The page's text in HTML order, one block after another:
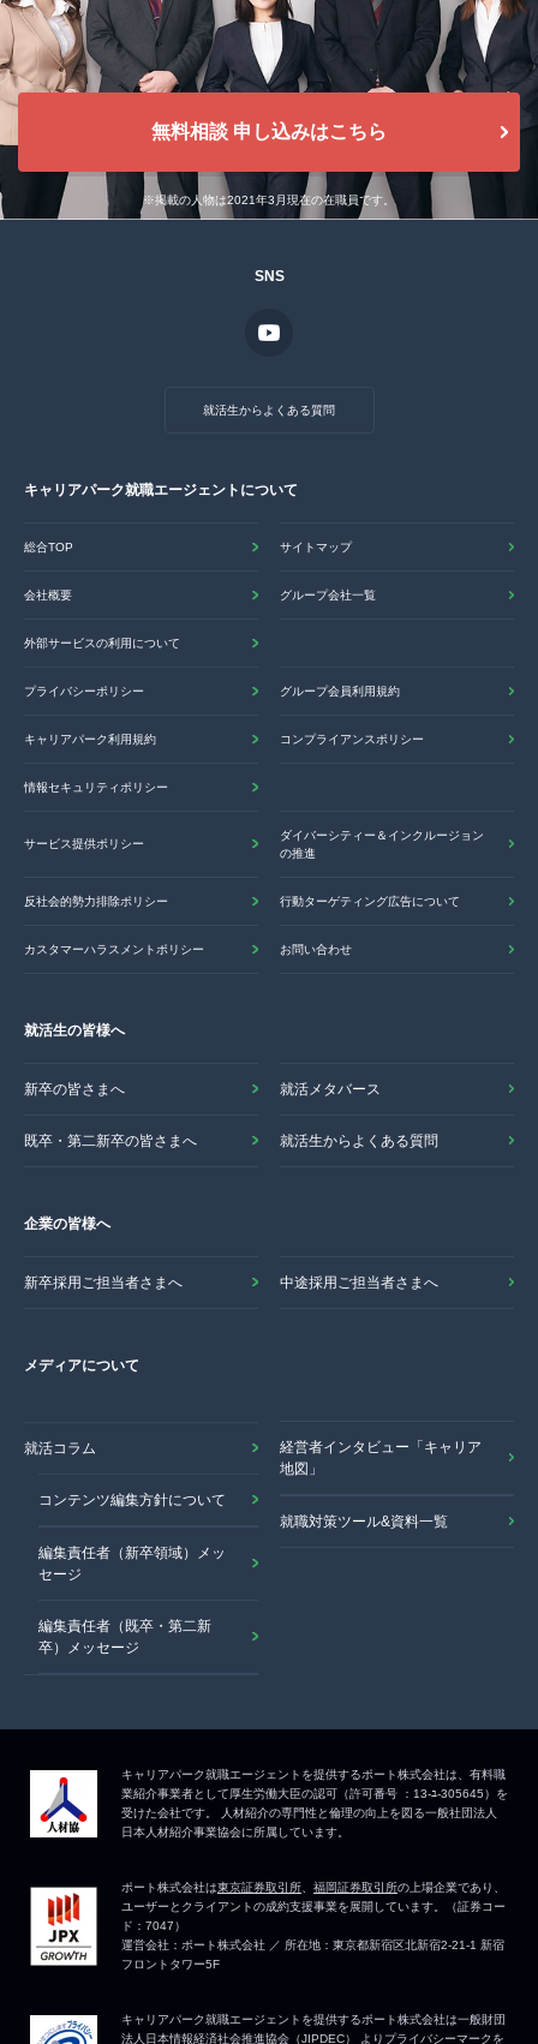
無料相談 申し込みはこちら
※掲載の人物は2021年3月現在の在職員です。
SNS
就活生からよくある質問
キャリアパーク就職エージェントについて
総合TOP サイトマップ
会社概要 グループ会社一覧
外部サービスの利用について
プライバシーポリシー グループ会員利用規約
キャリアパーク利用規約 コンプライアンスポリシー
情報セキュリティポリシー
サービス提供ポリシー
ダイバーシティー＆インクルージョン
の推進
反社会的勢力排除ポリシー 行動ターゲティング広告について
カスタマーハラスメントポリシー お問い合わせ
就活生の皆様へ
新卒の皆さまへ 就活メタバース
既卒・第二新卒の皆さまへ 就活生からよくある質問
企業の皆様へ
新卒採用ご担当者さまへ 中途採用ご担当者さまへ
メディアについて
就活コラム
コンテンツ編集方針について
編集責任者（新卒領域）メッ
セージ
編集責任者（既卒・第二新
卒）メッセージ
経営者インタビュー「キャリア
地図」
就職対策ツール&資料一覧